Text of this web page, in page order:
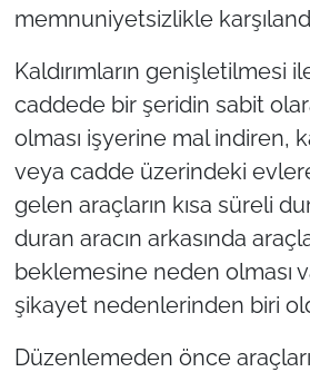
memnuniyetsizlikle
Kaldırımların genişletilmesi
caddede bir şeridin sabit
olması işyerine mal indiren,
veya cadde üzerindeki
gelen araçların kısa süreli
duran aracın arkasında
beklemesine neden olması
şikayet nedenlerinden biri
Düzenlemeden önce
KIRKLARELİ
ÇANAKKALE
TÜRKİYE
Bölge
Güvenlik
Genel